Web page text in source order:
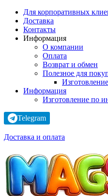
Для корпоративных
Доставка
Контакты
Информация
О компании
Оплата
Возврат и обмен
Полезное для
Информация
Изготовление по
Telegram
Доставка и оплата